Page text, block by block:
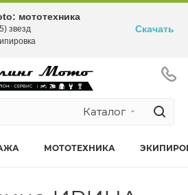
Каталог
МОТОТЕХНИКА
мототехника
звезд
Скачать